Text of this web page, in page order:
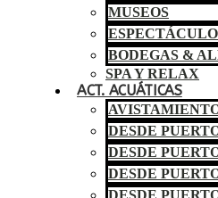
MUSEOS
BODEGAS &
SPA Y RELAX
ACT. ACUÁTICAS
DESDE
DESDE
DESDE
DESDE